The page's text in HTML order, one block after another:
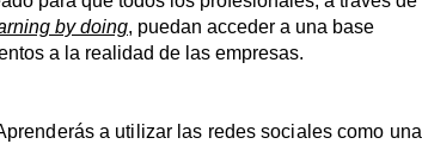
by doing, puedan acceder a una base
a la realidad de las empresas.
a utilizar las redes sociales como una